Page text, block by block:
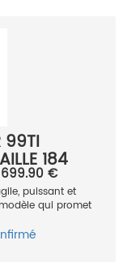
99TI
184
€
puissant et
qui promet